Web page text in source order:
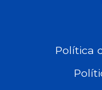
Política